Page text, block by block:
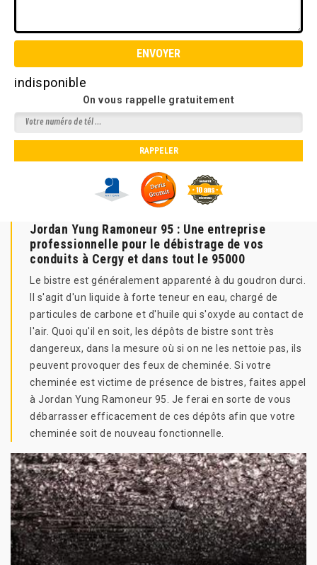
indisponible
On vous rappelle gratuitement
Jordan Yung Ramoneur 95 : Une entreprise
professionnelle pour le débistrage de vos
conduits à Cergy et dans tout le 95000
Le bistre est généralement apparenté à du goudron durci.
Il s'agit d'un liquide à forte teneur en eau, chargé de
particules de carbone et d'huile qui s'oxyde au contact de
l'air. Quoi qu'il en soit, les dépôts de bistre sont très
dangereux, dans la mesure où si on ne les nettoie pas, ils
peuvent provoquer des feux de cheminée. Si votre
cheminée est victime de présence de bistres, faites appel
à Jordan Yung Ramoneur 95. Je ferai en sorte de vous
débarrasser efficacement de ces dépôts afin que votre
cheminée soit de nouveau fonctionnelle.